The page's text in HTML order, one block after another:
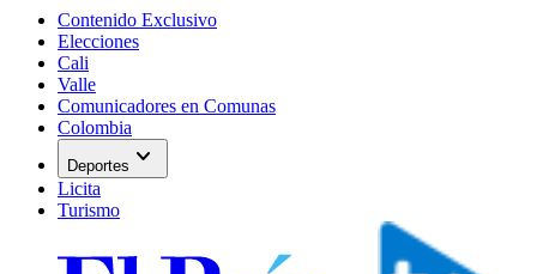
Contenido Exclusivo
Elecciones
Cali
Valle
Comunicadores en Comunas
Colombia
Deportes expand_more
Licita
Turismo